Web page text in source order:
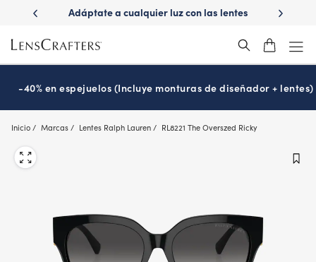
main
content
con
Adáptate a cualquier luz con las lentes
¿Es
-40% en espejuelos (Incluye monturas de diseñador + lentes)
Inicio Marcas Lentes Ralph Lauren RL8221 The Overszed Ricky